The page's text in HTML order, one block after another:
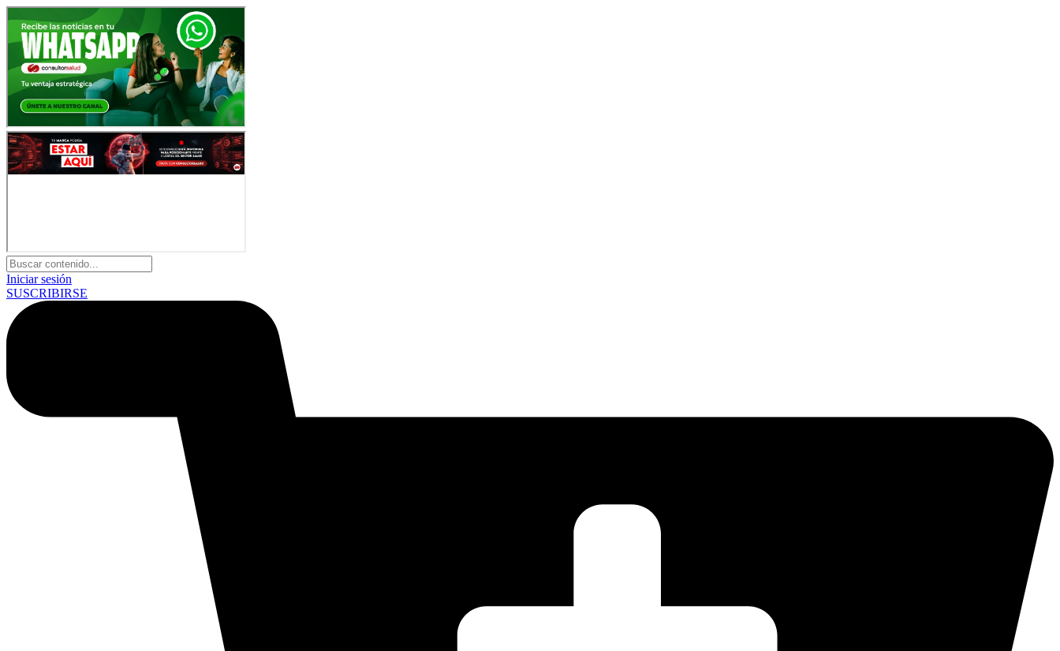
Iniciar sesión
SUSCRIBIRSE